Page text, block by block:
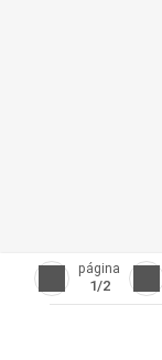
página
1/2